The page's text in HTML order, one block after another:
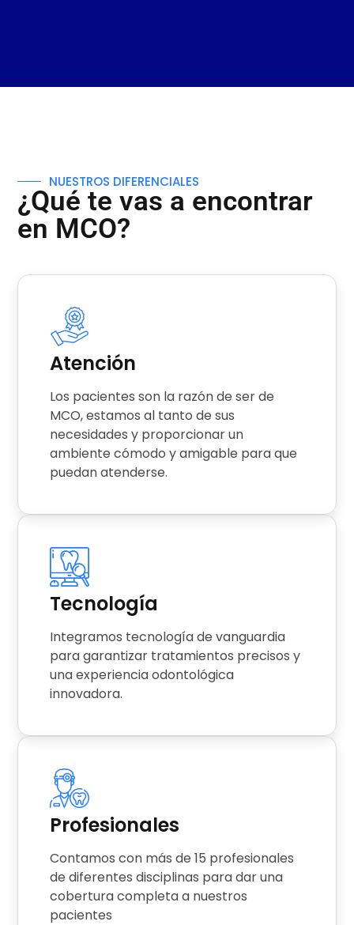
NUESTROS DIFERENCIALES
¿Qué te vas a encontrar
en MCO?
Atención
Los pacientes son la razón de ser de
MCO, estamos al tanto de sus
necesidades y proporcionar un
ambiente cómodo y amigable para que
puedan atenderse.
Tecnología
Integramos tecnología de vanguardia
para garantizar tratamientos precisos y
una experiencia odontológica
innovadora.
Profesionales
Contamos con más de 15 profesionales
de diferentes disciplinas para dar una
cobertura completa a nuestros
pacientes